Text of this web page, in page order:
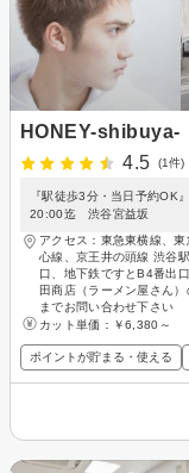
HONEY-shibuya-
4.5
(1件)
『駅徒歩3分・当日予約OK
20:00迄 渋谷宮益坂
アクセス：東急東横線、
心線、京王井の頭線 渋谷
口、地下鉄ですとB4番出
田商店（ラーメン屋さん
までお問い合わせ下さい
カット単価： ￥6,380～
ポイントが貯まる・使える